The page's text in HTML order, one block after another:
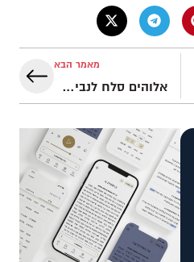
מאמר הבא
אלוהים סלח לנביא ישעיהו על ידי גחל ולא על ידי דם